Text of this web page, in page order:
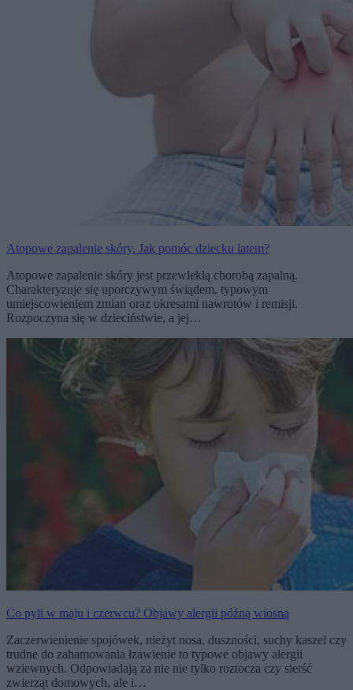
Atopowe zapalenie skóry. Jak pomóc dziecku latem?
Atopowe zapalenie skóry jest przewlekłą chorobą zapalną.
Charakteryzuje się uporczywym świądem, typowym
umiejscowieniem zmian oraz okresami nawrotów i remisji.
Rozpoczyna się w dzieciństwie, a jej…
Co pyli w maju i czerwcu? Objawy alergii późną wiosną
Zaczerwienienie spojówek, nieżyt nosa, duszności, suchy kaszel czy
trudne do zahamowania łzawienie to typowe objawy alergii
wziewnych. Odpowiadają za nie nie tylko roztocza czy sierść
zwierząt domowych, ale i…